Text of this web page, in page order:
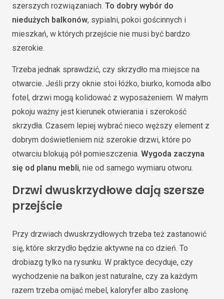
szerszych rozwiązaniach. To dobry wybór do
niedużych balkonów, sypialni, pokoi gościnnych i
mieszkań, w których przejście nie musi być bardzo
szerokie.
Trzeba jednak sprawdzić, czy skrzydło ma miejsce na
otwarcie. Jeśli przy oknie stoi łóżko, biurko, komoda albo
fotel, drzwi mogą kolidować z wyposażeniem. W małym
pokoju ważny jest kierunek otwierania i szerokość
skrzydła. Czasem lepiej wybrać nieco węższy element z
dobrym doświetleniem niż szerokie drzwi, które po
otwarciu blokują pół pomieszczenia. Wygoda zaczyna
się od planu mebli, nie od samego wymiaru otworu.
Drzwi dwuskrzydłowe dają szersze
przejście
Przy drzwiach dwuskrzydłowych trzeba też zastanowić
się, które skrzydło będzie aktywne na co dzień. To
drobiazg tylko na rysunku. W praktyce decyduje, czy
wychodzenie na balkon jest naturalne, czy za każdym
razem trzeba omijać mebel, kaloryfer albo zasłonę.